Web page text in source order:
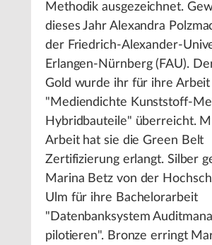
Methodik ausgezeichnet.
dieses Jahr Alexandra
der Friedrich-Alexander-
Erlangen-Nürnberg (FAU).
Gold wurde ihr für ihre Arbeit
"Mediendichte Kunststoff-
Hybridbauteile" überreicht.
Arbeit hat sie die Green Belt
Zertifizierung erlangt. Silber
Marina Betz von der
Ulm für ihre Bachelorarbeit
"Datenbanksystem
pilotieren". Bronze erringt